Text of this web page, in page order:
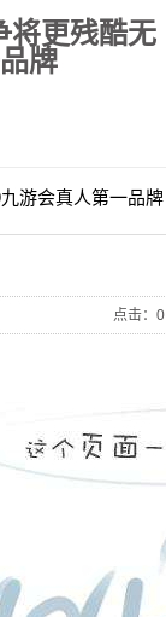
将更残酷无
牌
游会真人第一品牌
点击： 0